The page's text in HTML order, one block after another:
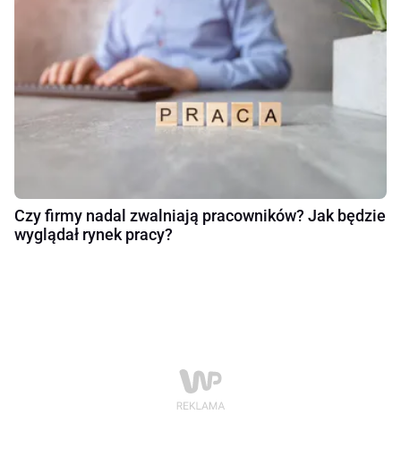
Czy firmy nadal zwalniają pracowników? Jak będzie
wyglądał rynek pracy?